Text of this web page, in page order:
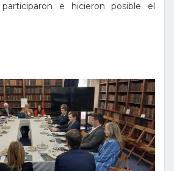
e hicieron posible el